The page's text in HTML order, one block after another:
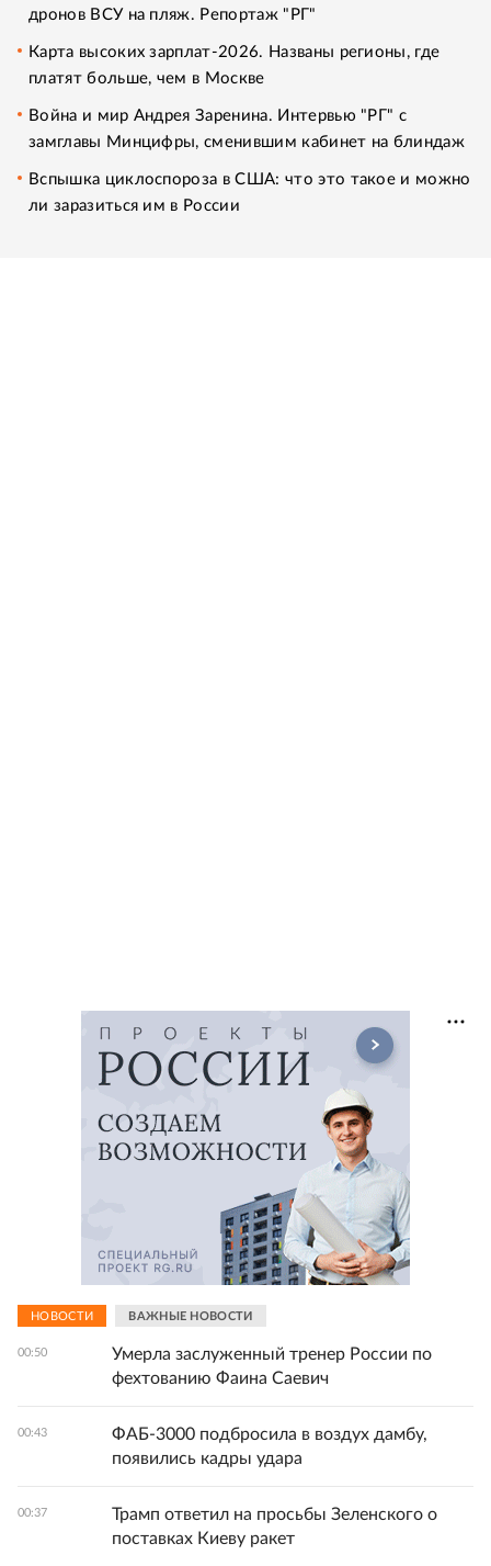
дронов ВСУ на пляж. Репортаж "РГ"
Карта высоких зарплат-2026. Названы регионы, где
платят больше, чем в Москве
Война и мир Андрея Заренина. Интервью "РГ" с
замглавы Минцифры, сменившим кабинет на блиндаж
Вспышка циклоспороза в США: что это такое и можно
ли заразиться им в России
НОВОСТИ ВАЖНЫЕ НОВОСТИ
00:50
Умерла заслуженный тренер России по
фехтованию Фаина Саевич
00:43
ФАБ-3000 подбросила в воздух дамбу,
появились кадры удара
00:37
Трамп ответил на просьбы Зеленского о
поставках Киеву ракет